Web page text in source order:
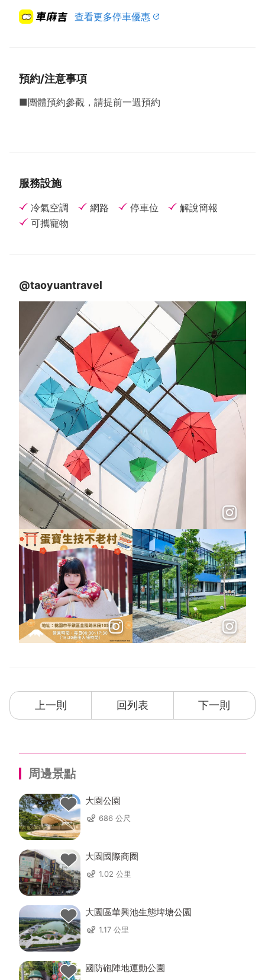
查看更多停車優惠
預約/注意事項
■團體預約參觀，請提前一週預約
服務設施
冷氣空調 網路 停車位
解說簡報
可攜寵物
@taoyuantravel
上一則 回列表 下一則
周邊景點
大園公園
686 公尺
大園國際商圈
1.02 公里
大園區華興池生態埤塘公園
1.17 公里
國防砲陣地運動公園